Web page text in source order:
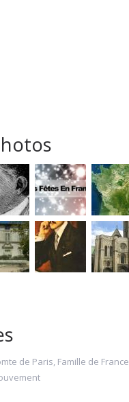
de Paris, Famille de France